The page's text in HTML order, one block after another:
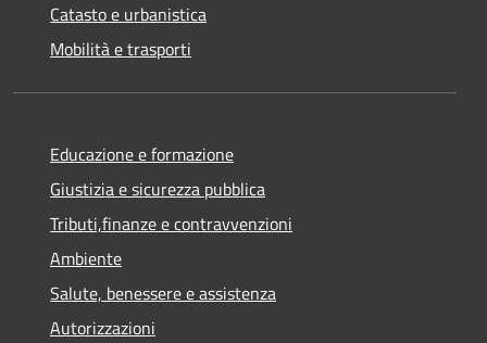
Catasto e urbanistica
Mobilità e trasporti
Educazione e formazione
Giustizia e sicurezza pubblica
Tributi,finanze e contravvenzioni
Ambiente
Salute, benessere e assistenza
Autorizzazioni